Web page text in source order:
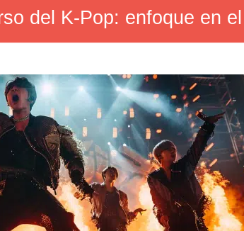
del K-Pop: enfoque en